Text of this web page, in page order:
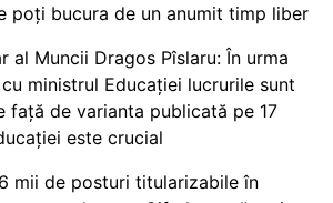
poți bucura de un anumit timp liber
al Muncii Dragos Pîslaru: În urma
ministrul Educației lucrurile sunt
față de varianta publicată pe 17
este crucial
mii de posturi titularizabile în